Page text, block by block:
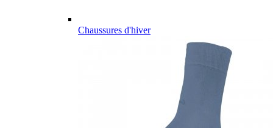
Chaussures d'hiver